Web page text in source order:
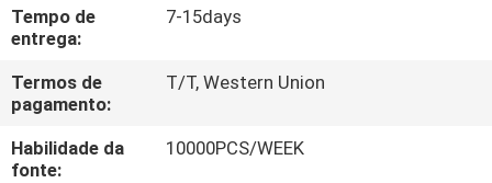
PEÇA
UMAS
CITAÇÕES
Tempo de
entrega:
7-15days
Termos de
pagamento:
T/T, Western Union
Habilidade da
fonte:
10000PCS/WEEK